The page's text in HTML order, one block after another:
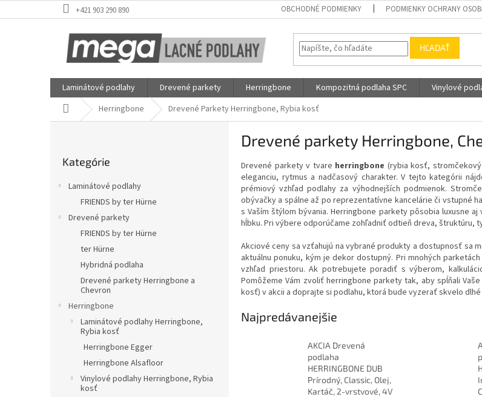
na
+421 903 290 890 OBCHODNÉ PODMIENKY PODMIENKY OCHRANY
HĽADAŤ
Laminátové podlahy Drevené parkety Herringbone Kompozitná podlaha SPC Vinylové
DomovHerringbone Drevené Parkety Herringbone, Rybia kosť
kategórie
Kategórie
Laminátové podlahy
FRIENDS by ter Hürne
Drevené parkety
FRIENDS by ter Hürne
ter Hürne
Hybridná podlaha
Drevené parkety Herringbone a
Chevron
Herringbone
Laminátové podlahy Herringbone,
Rybia kosť
Herringbone Egger
Herringbone Alsafloor
Vinylové podlahy Herringbone, Rybia
kosť
Drevené parkety Herringbone,
Drevené parkety v tvare herringbone (rybia kosť,
eleganciu, rytmus a nadčasový charakter. V tejto kategórii
prémiový vzhľad podlahy za výhodnejších podmienok.
obývačky a spálne až po reprezentatívne kancelárie či vstupné
s Vaším štýlom bývania. Herringbone parkety pôsobia luxusne
hĺbku. Pri výbere odporúčame zohľadniť odtieň dreva, štruktúru,
Akciové ceny sa vzťahujú na vybrané produkty a dostupnosť sa
aktuálnu ponuku, kým je dekor dostupný. Pri mnohých
vzhľad priestoru. Ak potrebujete poradiť s výberom,
Pomôžeme Vám zvoliť herringbone parkety tak, aby spĺňali
kosť) v akcii a doprajte si podlahu, ktorá bude vyzerať skvelo
Najpredávanejšie
AKCIA Drevená
podlaha
HERRINGBONE DUB
Prírodný, Classic, Olej,
Kartáč, 2-vrstvové, 4V